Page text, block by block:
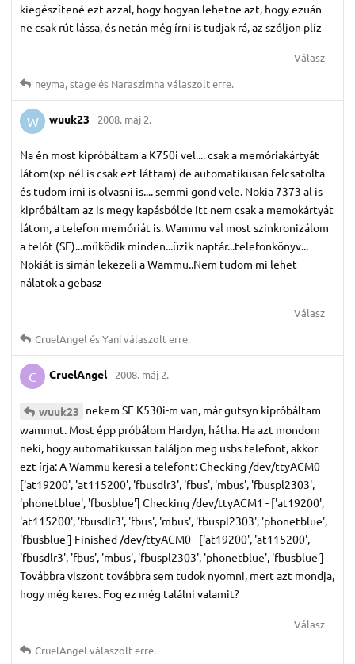
kiegészítené ezt azzal, hogy hogyan lehetne azt, hogy ezuán
ne csak rút lássa, és netán még írni is tudjak rá, az szóljon plíz
Válasz
neyma,stageés Naraszimha válaszolt erre.
W wuuk23 2008. máj 2.
Na én most kipróbáltam a K750i vel.... csak a memóriakártyát
látom(xp-nél is csak ezt láttam) de automatikusan felcsatolta
és tudom irni is olvasni is.... semmi gond vele. Nokia 7373 al is
kipróbáltam az is megy kapásbólde itt nem csak a memokártyát
látom, a telefon memóriát is. Wammu val most szinkronizálom
a telót (SE)...müködik minden...üzik naptár...telefonkönyv...
Nokiát is simán lekezeli a Wammu..Nem tudom mi lehet
nálatok a gebasz
Válasz
CruelAngel ésYaniválaszolt erre.
C CruelAngel 2008. máj 2.
wuuk23 nekem SE K530i-m van, már gutsyn kipróbáltam
wammut. Most épp próbálom Hardyn, hátha. Ha azt mondom
neki, hogy automatikussan találjon meg usbs telefont, akkor
ezt írja: A Wammu keresi a telefont: Checking /dev/ttyACM0 -
['at19200', 'at115200', 'fbusdlr3', 'fbus', 'mbus', 'fbuspl2303',
'phonetblue', 'fbusblue'] Checking /dev/ttyACM1 - ['at19200',
'at115200', 'fbusdlr3', 'fbus', 'mbus', 'fbuspl2303', 'phonetblue',
'fbusblue'] Finished /dev/ttyACM0 - ['at19200', 'at115200',
'fbusdlr3', 'fbus', 'mbus', 'fbuspl2303', 'phonetblue', 'fbusblue']
Továbbra viszont továbbra sem tudok nyomni, mert azt mondja,
hogy még keres. Fog ez még találni valamit?
Válasz
CruelAngel válaszolt erre.